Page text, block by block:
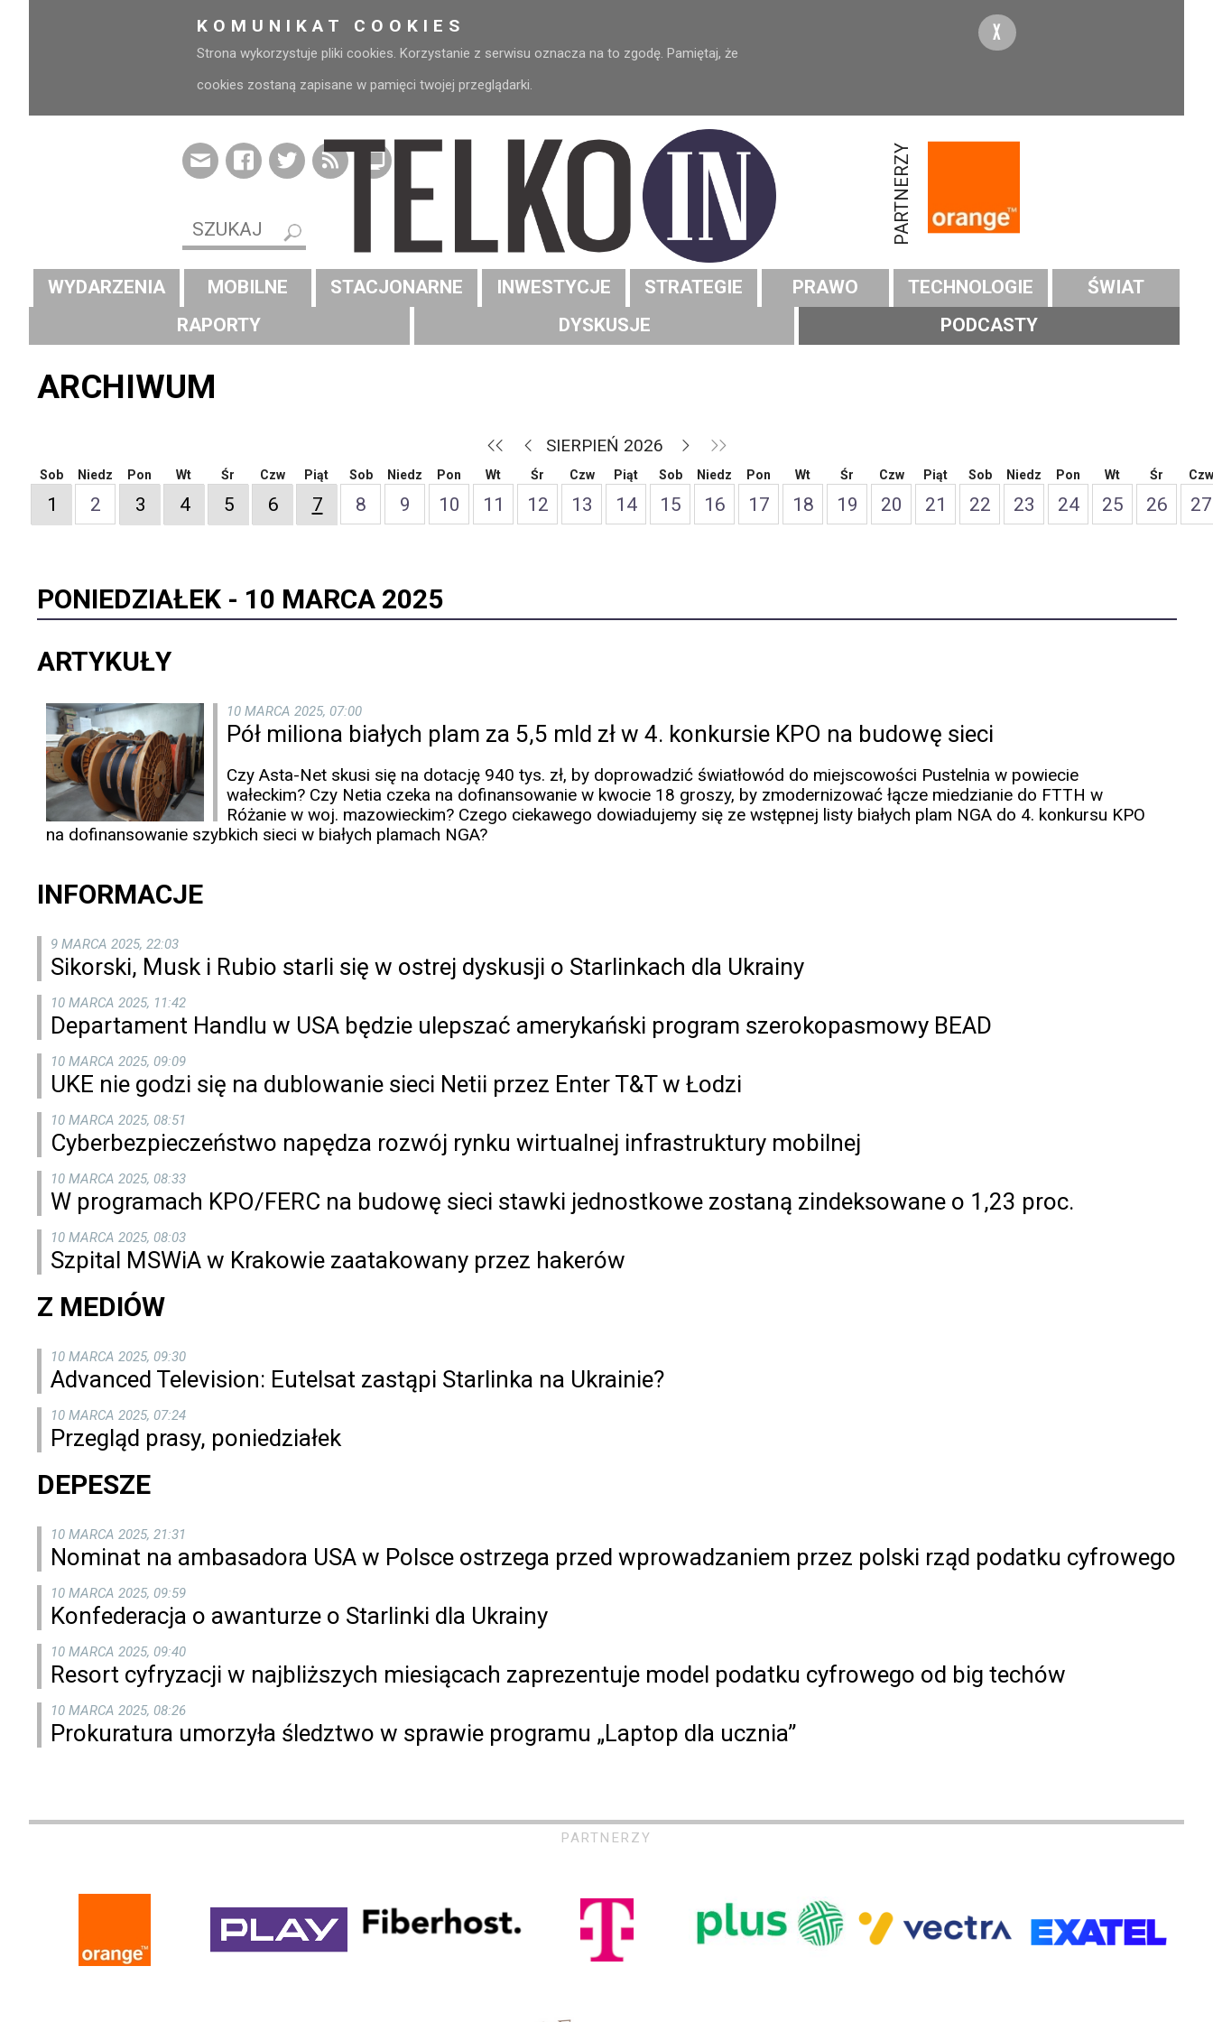
KOMUNIKAT COOKIES
Strona wykorzystuje pliki cookies. Korzystanie z serwisu oznacza na to zgodę. Pamiętaj, że
cookies zostaną zapisane w pamięci twojej przeglądarki.
X
PARTNERZY
WYDARZENIA MOBILNE STACJONARNE INWESTYCJE STRATEGIE PRAWO TECHNOLOGIE
ŚWIAT
RAPORTY
DYSKUSJE PODCASTY
ARCHIWUM
SIERPIEŃ 2026
Sob
1
Niedz
2
Pon
3
Wt
4
Śr
5
Czw
6
Piąt
7
Sob
8
Niedz
9
Pon
10
Wt
11
Śr
12
Czw
13
Piąt
14
Sob
15
Niedz
16
Pon
17
Wt
18
Śr
19
Czw
20
Piąt
21
Sob
22
Niedz
23
Pon
24
Wt
25
Śr
26
Czw
27
PONIEDZIAŁEK - 10 MARCA 2025
ARTYKUŁY
10 MARCA 2025, 07:00
Pół miliona białych plam za 5,5 mld zł w 4. konkursie KPO na budowę sieci
Czy Asta-Net skusi się na dotację 940 tys. zł, by doprowadzić światłowód do miejscowości Pustelnia w powiecie
wałeckim? Czy Netia czeka na dofinansowanie w kwocie 18 groszy, by zmodernizować łącze miedzianie do FTTH w
Różanie w woj. mazowieckim? Czego ciekawego dowiadujemy się ze wstępnej listy białych plam NGA do 4. konkursu KPO
na dofinansowanie szybkich sieci w białych plamach NGA?
INFORMACJE
9 MARCA 2025, 22:03
Sikorski, Musk i Rubio starli się w ostrej dyskusji o Starlinkach dla Ukrainy
10 MARCA 2025, 11:42
​​Departament Handlu w USA będzie ulepszać amerykański program szerokopasmowy BEAD
10 MARCA 2025, 09:09
UKE nie godzi się na dublowanie sieci Netii przez Enter T&T w Łodzi
10 MARCA 2025, 08:51
Cyberbezpieczeństwo napędza rozwój rynku wirtualnej infrastruktury mobilnej
10 MARCA 2025, 08:33
W programach KPO/FERC na budowę sieci stawki jednostkowe zostaną zindeksowane o 1,23 proc.
10 MARCA 2025, 08:03
Szpital MSWiA w Krakowie zaatakowany przez hakerów
Z MEDIÓW
10 MARCA 2025, 09:30
Advanced Television: Eutelsat zastąpi Starlinka na Ukrainie?
10 MARCA 2025, 07:24
Przegląd prasy, poniedziałek
DEPESZE
10 MARCA 2025, 21:31
Nominat na ambasadora USA w Polsce ostrzega przed wprowadzaniem przez polski rząd podatku cyfrowego
10 MARCA 2025, 09:59
Konfederacja o awanturze o Starlinki dla Ukrainy
10 MARCA 2025, 09:40
Resort cyfryzacji w najbliższych miesiącach zaprezentuje model podatku cyfrowego od big techów
10 MARCA 2025, 08:26
Prokuratura umorzyła śledztwo w sprawie programu „Laptop dla ucznia”
PARTNERZY